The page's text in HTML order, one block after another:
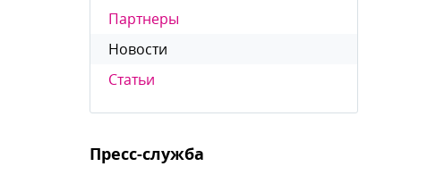
Партнеры
Новости
Статьи
Пресс-служба